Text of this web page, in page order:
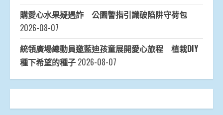
購愛心水果疑遇詐 公園警指引識破陷阱守荷包
2026-08-07
統領廣場總動員邀藍迪孩童展開愛心旅程 植栽DIY
種下希望的種子 2026-08-07